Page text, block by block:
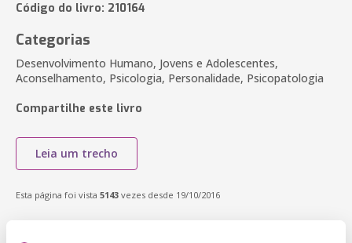
Código do livro: 210164
Categorias
Desenvolvimento Humano, Jovens e Adolescentes,
Aconselhamento, Psicologia, Personalidade, Psicopatologia
Compartilhe este livro
Leia um trecho
Esta página foi vista 5143 vezes desde 19/10/2016